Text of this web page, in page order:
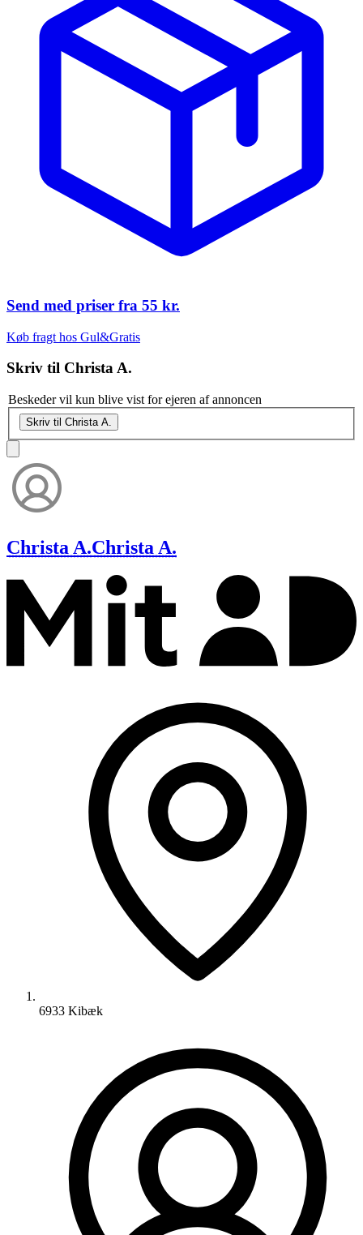
Send med priser fra 55 kr.
Køb fragt hos Gul&Gratis
Skriv til Christa A.
Beskeder vil kun blive vist for ejeren af annoncen
Skriv til Christa A.
Christa A.Christa A.
6933 Kibæk